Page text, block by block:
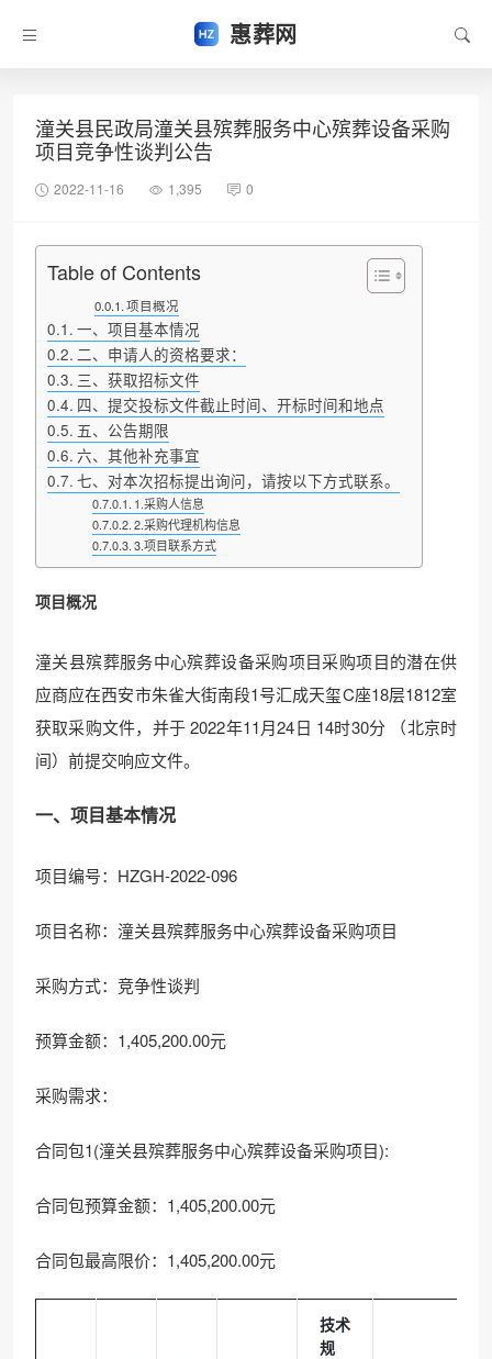
惠葬网
潼关县民政局潼关县殡葬服务中心殡葬设备采购
项目竞争性谈判公告
2022-11-16 1,395 0
Table of Contents
项目概况
一、项目基本情况
二、申请人的资格要求：
三、获取招标文件
四、提交投标文件截止时间、开标时间和地点
五、公告期限
六、其他补充事宜
七、对本次招标提出询问，请按以下方式联系。
1.采购人信息
2.采购代理机构信息
3.项目联系方式
项目概况
潼关县殡葬服务中心殡葬设备采购项目采购项目的潜在供
应商应在西安市朱雀大街南段1号汇成天玺C座18层1812室
获取采购文件，并于 2022年11月24日 14时30分 （北京时
间）前提交响应文件。
一、项目基本情况
项目编号：HZGH-2022-096
项目名称：潼关县殡葬服务中心殡葬设备采购项目
采购方式：竞争性谈判
预算金额：1,405,200.00元
采购需求：
合同包1(潼关县殡葬服务中心殡葬设备采购项目):
合同包预算金额：1,405,200.00元
合同包最高限价：1,405,200.00元
技术
规